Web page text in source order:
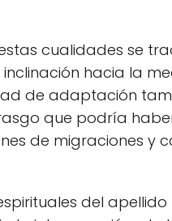
cualidades se
hacia la
de adaptación
que podría
de migraciones y
del